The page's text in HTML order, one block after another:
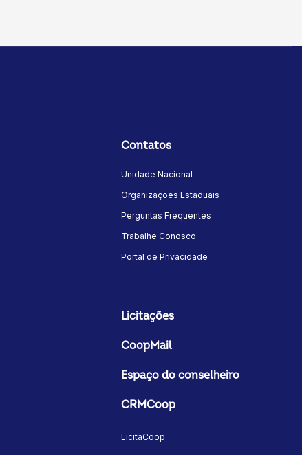
Contatos
Unidade Nacional
Organizações Estaduais
Perguntas Frequentes
Trabalhe Conosco
Portal de Privacidade
Licitações
CoopMail
Espaço do conselheiro
CRMCoop
LicitaCoop